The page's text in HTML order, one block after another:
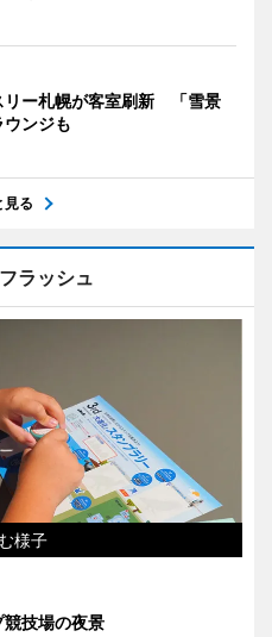
リー札幌が客室刷新 「雪景
ンジも
見る
ラッシュ
様子
技場の夜景